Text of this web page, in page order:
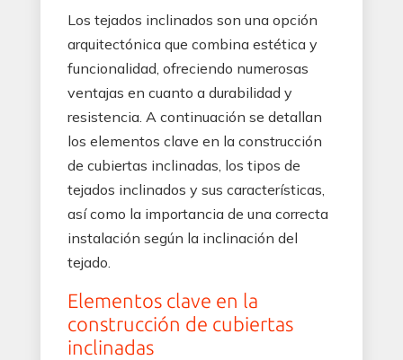
Los tejados inclinados son una opción
arquitectónica que combina estética y
funcionalidad, ofreciendo numerosas
ventajas en cuanto a durabilidad y
resistencia. A continuación se detallan
los elementos clave en la construcción
de cubiertas inclinadas, los tipos de
tejados inclinados y sus características,
así como la importancia de una correcta
instalación según la inclinación del
tejado.
Elementos clave en la
construcción de cubiertas
inclinadas